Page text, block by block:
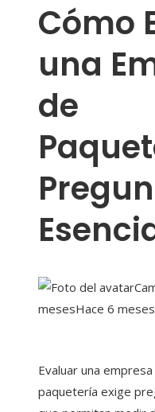
Cómo
una
de
mesesHace 6 meses
Evaluar una
paquetería exige